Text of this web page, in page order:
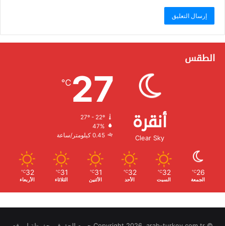
الطقس
أنقرة
Clear Sky
27
℃
27º - 22º
الرطوبة:
الرياح:0.45 كيلومتر/ساعة
26
℃
الجمعة
32
℃
السبت
32
℃
الأحد
31
℃
الأثنين
31
℃
الثلاثاء
32
℃
الأربعاء